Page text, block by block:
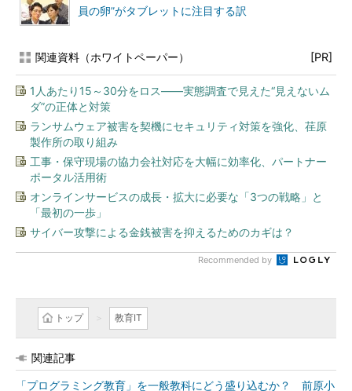
員の卵”がタブレットに注目する訳
関連資料（ホワイトペーパー） [PR]
1人あたり15～30分をロス――実態調査で見えた“見えないム
ダ”の正体と対策
ランサムウェア被害を契機にセキュリティ対策を強化、荏原
製作所の取り組み
工事・保守現場の協力会社対応を大幅に効率化、パートナー
ポータル活用術
オンラインサービスの成長・拡大に必要な「3つの戦略」と
「最初の一歩」
サイバー攻撃による金銭被害を抑えるためのカギは？
Recommended by
トップ 教育IT
関連記事
「プログラミング教育」を一般教科にどう盛り込むか？ 前原小